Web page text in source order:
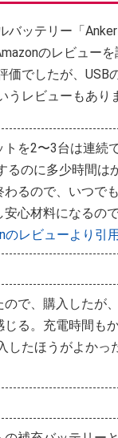
バッテリー「
のレビュー
価でしたが、USB
うレビューもあり
トを2〜3台は連続
るのに多少時間は
るので、いつで
安心材料になるの
のレビューより引用
で、購入したが
じる。充電時間も
したほうがよかっ